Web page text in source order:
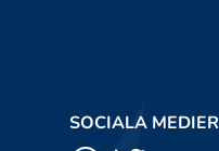
SOCIALA MEDIER